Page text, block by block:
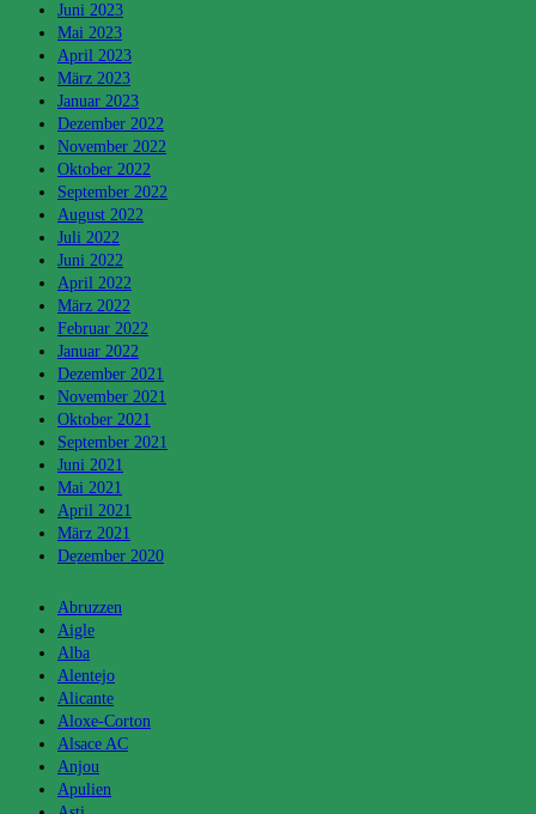
Juni 2023
Mai 2023
April 2023
März 2023
Januar 2023
Dezember 2022
November 2022
Oktober 2022
September 2022
August 2022
Juli 2022
Juni 2022
April 2022
März 2022
Februar 2022
Januar 2022
Dezember 2021
November 2021
Oktober 2021
September 2021
Juni 2021
Mai 2021
April 2021
März 2021
Dezember 2020
Kategorien
Abruzzen
Aigle
Alba
Alentejo
Alicante
Aloxe-Corton
Alsace AC
Anjou
Apulien